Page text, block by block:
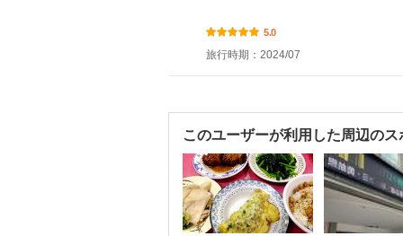
5.0
旅行時期：2024/07
このユーザーが利用した周辺のス